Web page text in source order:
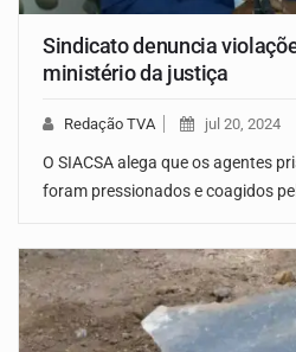
Sindicato denuncia
ministério da justiça
Redação TVA jul 20, 2024
O SIACSA alega que os agentes
foram pressionados e coagidos